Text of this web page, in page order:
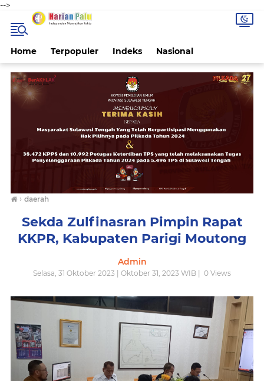
-->
Home Terpopuler Indeks Nasional
› daerah
Sekda Zulfinasran Pimpin Rapat
KKPR, Kabupaten Parigi Moutong
Admin
Selasa, 31 Oktober 2023 | Oktober 31, 2023 WIB | 0 Views